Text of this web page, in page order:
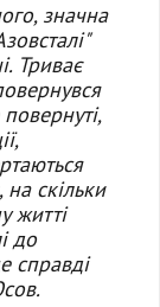
значна
Триває
скільки
житті
до
справді